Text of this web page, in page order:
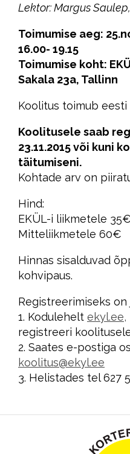
Lektor: Margus
Toimumise aeg:
16.00- 19.15
Toimumise koht:
Sakala 23a, Tallinn
Koolitus toimub eesti
Koolitusele saab
23.11.2015 või kuni
täitumiseni.
Kohtade arv on
Hind:
EKÜL-i liikmetele 35€
Mitteliikmetele 60€
Hinnas sisalduvad
kohvipaus.
Registreerimiseks
1. Kodulehelt ekyl.ee,
registreeri
2. Saates e-postiga
koolitus@ekyl.ee
3. Helistades tel 627